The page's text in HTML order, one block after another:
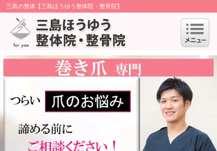
三島の整体【三島ほうゆう整体院・整骨院】